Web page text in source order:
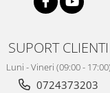
SUPORT CLIENTI
Luni - Vineri (09:00 - 17:00)
0724373203